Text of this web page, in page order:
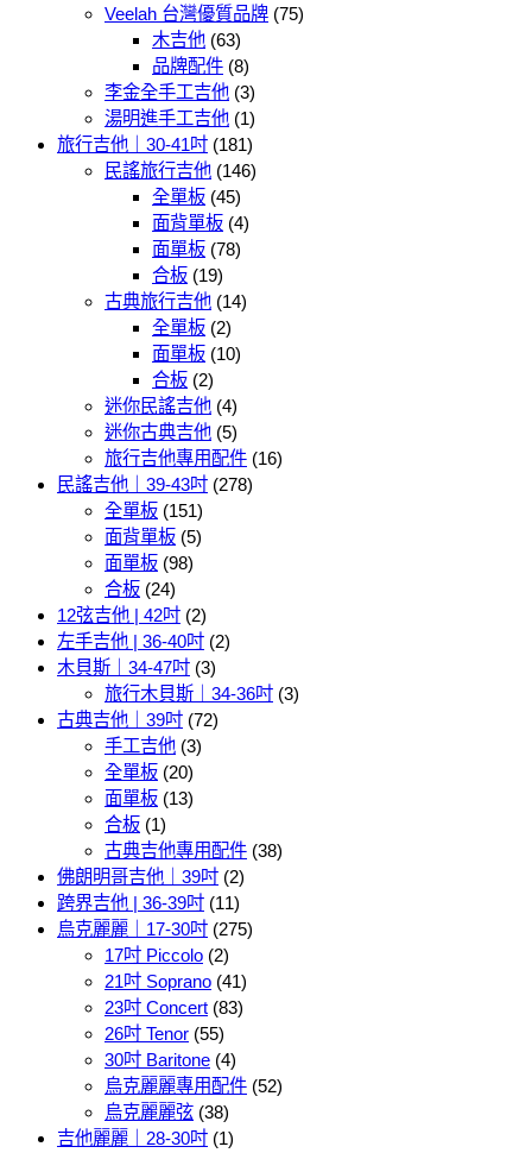
Veelah 台灣優質品牌 (75)
木吉他 (63)
品牌配件 (8)
李金全手工吉他 (3)
湯明進手工吉他 (1)
旅行吉他｜30-41吋 (181)
民謠旅行吉他 (146)
全單板 (45)
面背單板 (4)
面單板 (78)
合板 (19)
古典旅行吉他 (14)
全單板 (2)
面單板 (10)
合板 (2)
迷你民謠吉他 (4)
迷你古典吉他 (5)
旅行吉他專用配件 (16)
民謠吉他｜39-43吋 (278)
全單板 (151)
面背單板 (5)
面單板 (98)
合板 (24)
12弦吉他 | 42吋 (2)
左手吉他 | 36-40吋 (2)
木貝斯｜34-47吋 (3)
旅行木貝斯｜34-36吋 (3)
古典吉他｜39吋 (72)
手工吉他 (3)
全單板 (20)
面單板 (13)
合板 (1)
古典吉他專用配件 (38)
佛朗明哥吉他｜39吋 (2)
跨界吉他 | 36-39吋 (11)
烏克麗麗｜17-30吋 (275)
17吋 Piccolo (2)
21吋 Soprano (41)
23吋 Concert (83)
26吋 Tenor (55)
30吋 Baritone (4)
烏克麗麗專用配件 (52)
烏克麗麗弦 (38)
吉他麗麗｜28-30吋 (1)